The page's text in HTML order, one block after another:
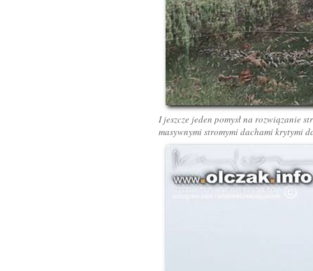
I jeszcze jeden pomysł na rozwiązanie
masywnymi stromymi dachami krytymi